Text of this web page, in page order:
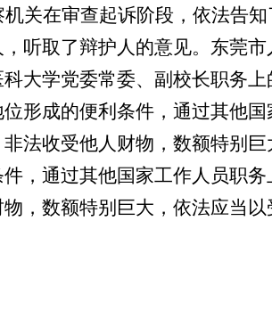
机关在审查起诉阶段，依法告
听取了辩护人的意见。东莞
大学党委常委、副校长职务
形成的便利条件，通过其他
非法收受他人财物，数额特别
，通过其他国家工作人员职
，数额特别巨大，依法应当